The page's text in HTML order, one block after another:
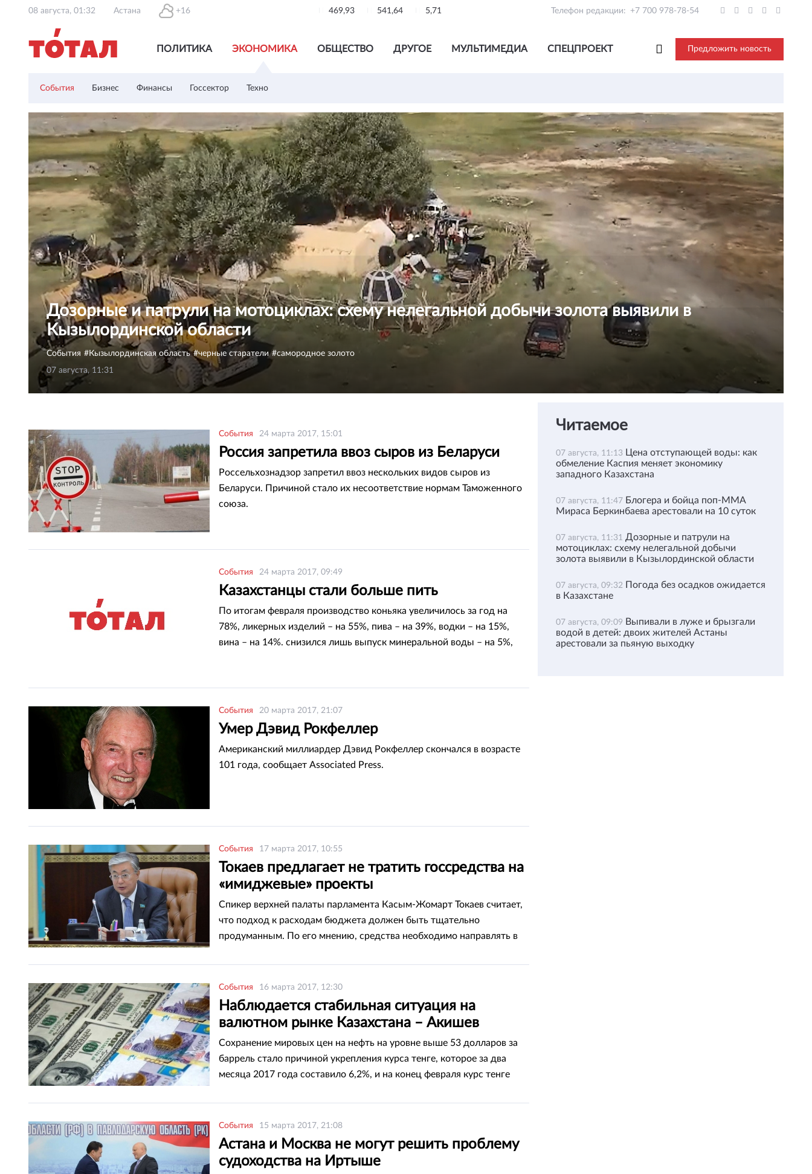
08 августа, 01:32 Астана +16 469,93 541,64 5,71 Телефон редакции: +7 700 978-78-54
ПОЛИТИКА ЭКОНОМИКА ОБЩЕСТВО ДРУГОЕ МУЛЬТИМЕДИА СПЕЦПРОЕКТ Предложить новость
События Бизнес Финансы Госсектор Техно
Дозорные и патрули на мотоциклах: схему нелегальной добычи золота выявили в
Кызылординской области
События Кызылординская область черные старатели
самородное золото
07 августа, 11:31
События 24 марта 2017, 15:01
Россия запретила ввоз сыров из Беларуси
Россельхознадзор запретил ввоз нескольких видов сыров из
Беларуси. Причиной стало их несоответствие нормам Таможенного
союза.
События 24 марта 2017, 09:49
Казахстанцы стали больше пить
По итогам февраля производство коньяка увеличилось за год на
78%, ликерных изделий – на 55%, пива – на 39%, водки – на 15%,
вина – на 14%. снизился лишь выпуск минеральной воды – на 5%,
События 20 марта 2017, 21:07
Умер Дэвид Рокфеллер
Американский миллиардер Дэвид Рокфеллер скончался в возрасте
101 года, сообщает Associated Press.
События 17 марта 2017, 10:55
Токаев предлагает не тратить госсредства на
«имиджевые» проекты
Спикер верхней палаты парламента Касым-Жомарт Токаев считает,
что подход к расходам бюджета должен быть тщательно
продуманным. По его мнению, средства необходимо направлять в
на «имиджевые проекты». Кроме того, он уверен, что наличие
Национального фонда «расслабляет» казахстанское правительство,
передает Total.kz.
События 16 марта 2017, 12:30
Наблюдается стабильная ситуация на
валютном рынке Казахстана – Акишев
Сохранение мировых цен на нефть на уровне выше 53 долларов за
баррель стало причиной укрепления курса тенге, которое за два
месяца 2017 года составило 6,2%, и на конец февраля курс тенге
курса вернулись на уровень ноября 2015 года. Такие данные во
время пресс-конференции озвучил председатель Национального
банка Казахстана Данияр Акишев, передает Total.kz.
События 15 марта 2017, 21:08
Астана и Москва не могут решить проблему
судоходства на Иртыше
Читаемое
07 августа, 11:13 Цена отступающей воды: как
обмеление Каспия меняет экономику
западного Казахстана
07 августа, 11:47 Блогера и бойца поп-ММА
Мираса Беркинбаева арестовали на 10 суток
07 августа, 11:31 Дозорные и патрули на
мотоциклах: схему нелегальной добычи
золота выявили в Кызылординской области
07 августа, 09:32 Погода без осадков ожидается
в Казахстане
07 августа, 09:09 Выпивали в луже и брызгали
водой в детей: двоих жителей Астаны
арестовали за пьяную выходку